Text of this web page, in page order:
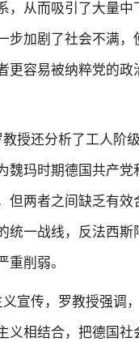
，从而吸引了大量中
步加剧了社会不满，
更容易被纳粹党的政
授还分析了工人阶
魏玛时期德国共产党
但两者之间缺乏有效
统一战线，反法西斯
重削弱。
宣传，罗教授强调
义相结合，把德国社